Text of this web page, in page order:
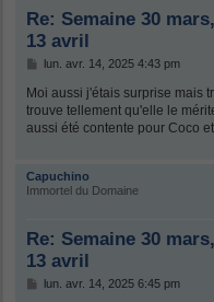
Re: Semaine 30
13 avril
M
s
s
a
g
lun. avr. 14, 2025 4:43 pm
Moi aussi j'étais surprise mais
trouve tellement qu'elle le
aussi été contente pour Coco
Capuchino
Immortel du Domaine
Re: Semaine 30
13 avril
Mlun. avr. 14, 2025 6:45 pm